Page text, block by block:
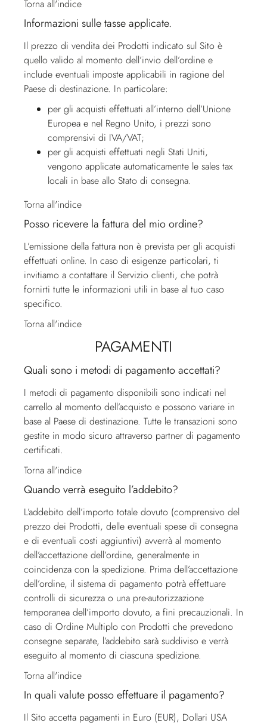
Torna all'indice
Informazioni sulle tasse applicate.
Il prezzo di vendita dei Prodotti indicato sul Sito è
quello valido al momento dell’invio dell’ordine e
include eventuali imposte applicabili in ragione del
Paese di destinazione. In particolare:
per gli acquisti effettuati all’interno dell’Unione
Europea e nel Regno Unito, i prezzi sono
comprensivi di IVA/VAT;
per gli acquisti effettuati negli Stati Uniti,
vengono applicate automaticamente le sales tax
locali in base allo Stato di consegna.
Torna all'indice
Posso ricevere la fattura del mio ordine?
L’emissione della fattura non è prevista per gli acquisti
effettuati online. In caso di esigenze particolari, ti
invitiamo a contattare il Servizio clienti, che potrà
fornirti tutte le informazioni utili in base al tuo caso
specifico.
Torna all'indice
PAGAMENTI
Quali sono i metodi di pagamento accettati?
I metodi di pagamento disponibili sono indicati nel
carrello al momento dell’acquisto e possono variare in
base al Paese di destinazione. Tutte le transazioni sono
gestite in modo sicuro attraverso partner di pagamento
certificati.
Torna all'indice
Quando verrà eseguito l’addebito?
L’addebito dell’importo totale dovuto (comprensivo del
prezzo dei Prodotti, delle eventuali spese di consegna
e di eventuali costi aggiuntivi) avverrà al momento
dell’accettazione dell’ordine, generalmente in
coincidenza con la spedizione. Prima dell’accettazione
dell’ordine, il sistema di pagamento potrà effettuare
controlli di sicurezza o una pre-autorizzazione
temporanea dell’importo dovuto, a fini precauzionali. In
caso di Ordine Multiplo con Prodotti che prevedono
consegne separate, l’addebito sarà suddiviso e verrà
eseguito al momento di ciascuna spedizione.
Torna all'indice
In quali valute posso effettuare il pagamento?
Il Sito accetta pagamenti in Euro (EUR), Dollari USA